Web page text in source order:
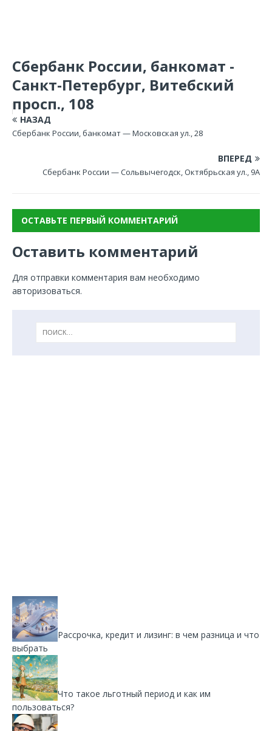
Сбербанк России, банкомат -
Санкт-Петербург, Витебский
просп., 108
НАЗАД
Сбербанк России, банкомат — Московская ул., 28
ВПЕРЕД
Сбербанк России — Сольвычегодск, Октябрьская ул., 9А
ОСТАВЬТЕ ПЕРВЫЙ КОММЕНТАРИЙ
Оставить комментарий
Для отправки комментария вам необходимо
авторизоваться.
Рассрочка, кредит и лизинг: в чем разница и что
выбрать
Что такое льготный период и как им
пользоваться?